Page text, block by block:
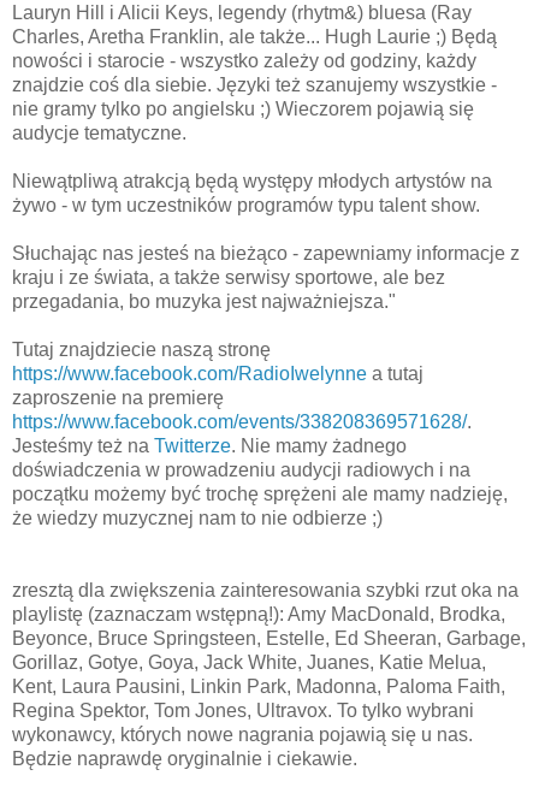
Lauryn Hill i Alicii Keys, legendy (rhytm&) bluesa (Ray
Charles, Aretha Franklin, ale także... Hugh Laurie ;) Będą
nowości i starocie - wszystko zależy od godziny, każdy
znajdzie coś dla siebie. Języki też szanujemy wszystkie -
nie gramy tylko po angielsku ;) Wieczorem pojawią się
audycje tematyczne.
Niewątpliwą atrakcją będą występy młodych artystów na
żywo - w tym uczestników programów typu talent show.
Słuchając nas jesteś na bieżąco - zapewniamy informacje z
kraju i ze świata, a także serwisy sportowe, ale bez
przegadania, bo muzyka jest najważniejsza."
Tutaj znajdziecie naszą stronę
https://www.facebook.com/RadioIwelynne a tutaj
zaproszenie na premierę
https://www.facebook.com/events/338208369571628/.
Jesteśmy też na Twitterze. Nie mamy żadnego
doświadczenia w prowadzeniu audycji radiowych i na
początku możemy być trochę sprężeni ale mamy nadzieję,
że wiedzy muzycznej nam to nie odbierze ;)
zresztą dla zwiększenia zainteresowania szybki rzut oka na
playlistę (zaznaczam wstępną!): Amy MacDonald, Brodka,
Beyonce, Bruce Springsteen, Estelle, Ed Sheeran, Garbage,
Gorillaz, Gotye, Goya, Jack White, Juanes, Katie Melua,
Kent, Laura Pausini, Linkin Park, Madonna, Paloma Faith,
Regina Spektor, Tom Jones, Ultravox. To tylko wybrani
wykonawcy, których nowe nagrania pojawią się u nas.
Będzie naprawdę oryginalnie i ciekawie.